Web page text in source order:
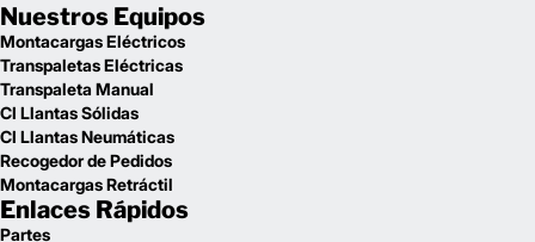
Nuestros Equipos
Montacargas Eléctricos
Transpaletas Eléctricas
Transpaleta Manual
CI Llantas Sólidas
CI Llantas Neumáticas
Recogedor de Pedidos
Montacargas Retráctil
Enlaces Rápidos
Partes